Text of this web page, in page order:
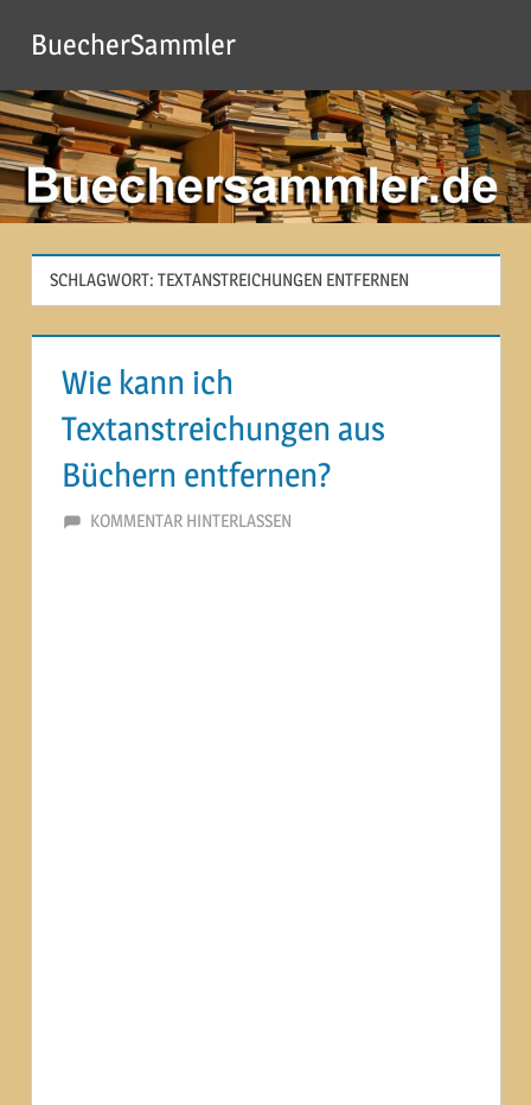
Inhalt
springen
BuecherSammler
SCHLAGWORT: TEXTANSTREICHUNGEN ENTFERNEN
Wie kann ich
Textanstreichungen aus
Büchern entfernen?
12. MÄRZ 2015
MARTINA BERG
KOMMENTAR HINTERLASSEN